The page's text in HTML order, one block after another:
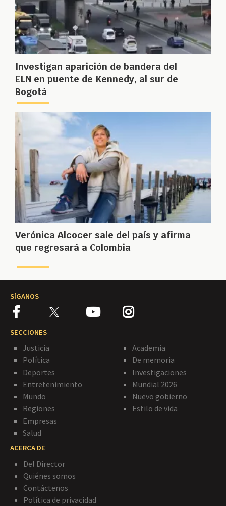
Investigan aparición de bandera del
ELN en puente de Kennedy, al sur de
Bogotá
Verónica Alcocer sale del país y afirma
que regresará a Colombia
SÍGANOS
SECCIONES
Justicia
Política
Deportes
Entretenimiento
Mundo
Regiones
Empresas
Salud
Academia
De memoria
Investigaciones
Mundial 2026
Nuevo gobierno
Estilo de vida
ACERCA DE
Del Director
Quiénes somos
Contáctenos
Política de privacidad